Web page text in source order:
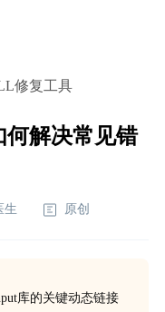
修复工具
解决常见错
生 原创
库的关键动态链接